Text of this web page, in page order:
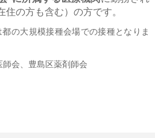
住の方も含む）の方です。
都の大規模接種会場での接種となりま
会、豊島区薬剤師会